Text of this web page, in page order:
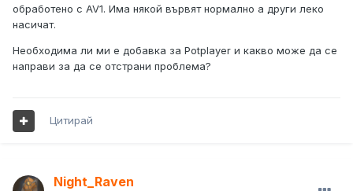
обработено с AV1. Има някой вървят нормално а други леко
насичат.
Необходима ли ми е добавка за Potplayer и какво може да се
направи за да се отстрани проблема?
Цитирай
Night_Raven